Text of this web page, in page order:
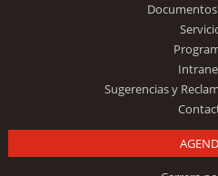
Sugerencias y